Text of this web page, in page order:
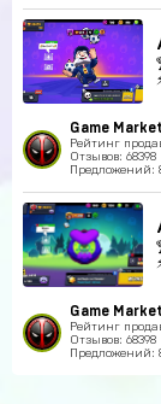
Game Market
Рейтинг
Отзывов: 68398
Предложений:
Game Market
Рейтинг
Отзывов: 68398
Предложений: